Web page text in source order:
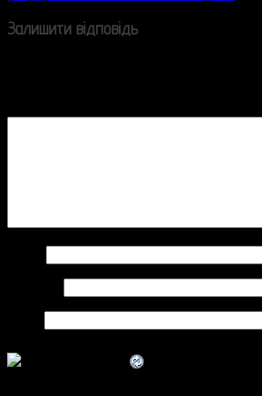
Залишити відповідь